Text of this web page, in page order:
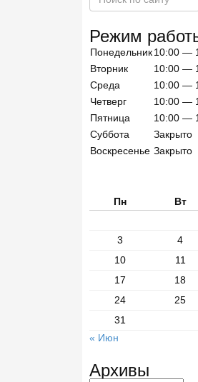
о
с
к
п
о
с
а
й
у
Режим
Понедельник10:00 —
Вторник
10:00 —
Среда
10:00 —
Четверг
10:00 —
Пятница
10:00 —
Суббота
Закрыто
Воскресенье Закрыто
Пн Вт
3 4
10
11
17
18
24
25
31
« Июн
Архивы